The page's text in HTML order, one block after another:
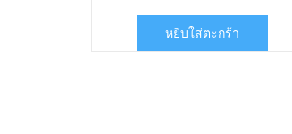
was:
หยิบใส่ตะกร้า